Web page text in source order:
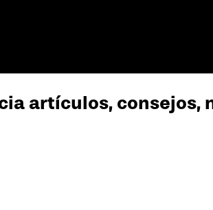
artículos, consejos,